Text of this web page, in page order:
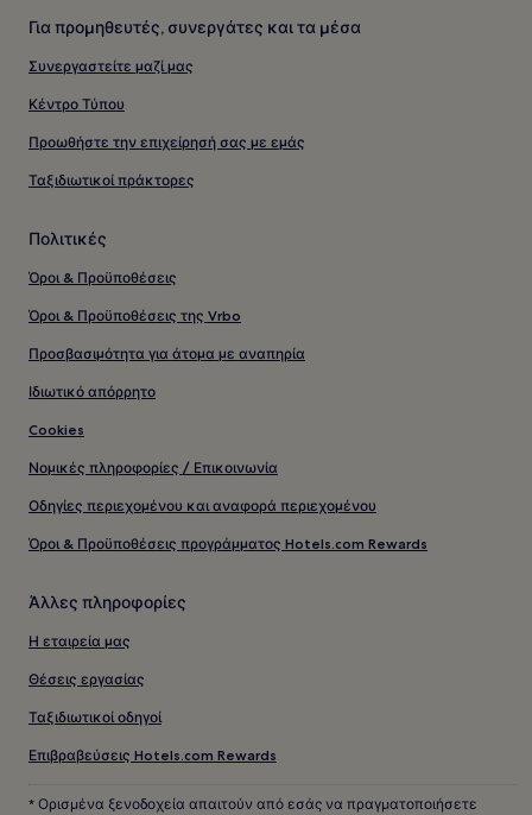
Για προμηθευτές, συνεργάτες και τα μέσα
Συνεργαστείτε μαζί μας
Κέντρο Τύπου
Προωθήστε την επιχείρησή σας με εμάς
Ταξιδιωτικοί πράκτορες
Πολιτικές
Όροι & Προϋποθέσεις
Όροι & Προϋποθέσεις της Vrbo
Προσβασιμότητα για άτομα με αναπηρία
Ιδιωτικό απόρρητο
Cookies
Νομικές πληροφορίες / Επικοινωνία
Οδηγίες περιεχομένου και αναφορά περιεχομένου
Όροι & Προϋποθέσεις προγράμματος Hotels.com Rewards
Άλλες πληροφορίες
Η εταιρεία μας
Θέσεις εργασίας
Ταξιδιωτικοί οδηγοί
Επιβραβεύσεις Hotels.com Rewards
* Ορισμένα ξενοδοχεία απαιτούν από εσάς να πραγματοποιήσετε